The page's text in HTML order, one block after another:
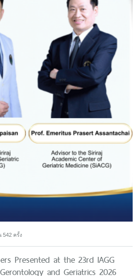
542 ครั้ง
Presented at the 23rd IAGG
and Geriatrics 2026